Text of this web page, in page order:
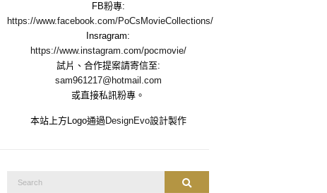
FB粉專:
https://www.facebook.com/PoCsMovieCollections/
Insragram:
https://www.instagram.com/pocmovie/
試片、合作提案請寄信至:
sam961217@hotmail.com
或直接私訊粉專。
本站上方Logo通過 DesignEvo設計製作
Search
Search